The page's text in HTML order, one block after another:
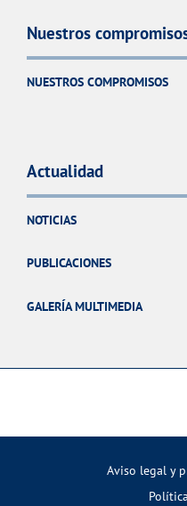
Nuestros
NUESTROS COMPROMISOS
Actualidad
NOTICIAS
PUBLICACIONES
GALERÍA MULTIMEDIA
Aviso legal y